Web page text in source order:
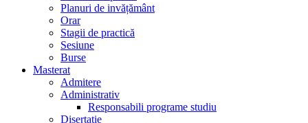
Planuri de invățământ
Orar
Stagii de practică
Sesiune
Burse
Masterat
Admitere
Administrativ
Responsabili programe studiu
Disertație